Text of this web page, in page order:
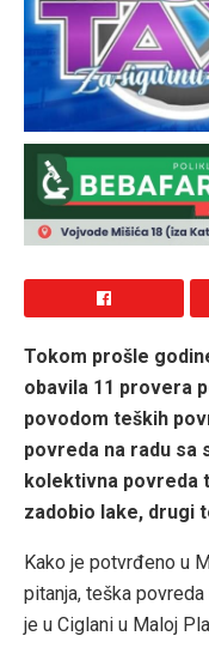
Tokom prošle
obavila 11 provera
povodom teških
povreda na radu sa
kolektivna povreda
zadobio lake, drugi
Kako je potvrđeno u
pitanja, teška
je u Ciglani u Maloj